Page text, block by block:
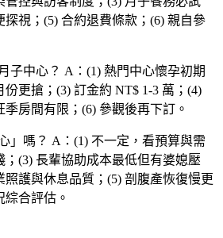
探視；(5) 合約退費條款；(6) 親自參
子中心？ A：(1) 熱門中心懷孕初期
更搶；(3) 訂金約 NT$ 1-3 萬；(4)
房間有限；(6) 參觀後再下訂。
」嗎？ A：(1) 不一定，看預算與需
；(3) 長輩協助成本最低但有婆媳壓
照護與休息品質；(5) 剖腹產恢復慢更
綜合評估。